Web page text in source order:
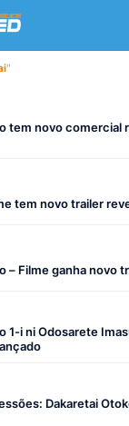
"
tem novo comercial
tem novo trailer
– Filme ganha novo
1-i ni Odosarete
Dakaretai